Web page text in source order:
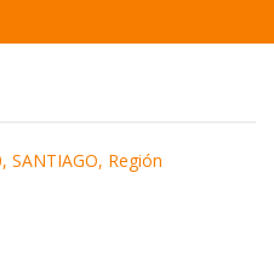
SANTIAGO, Región